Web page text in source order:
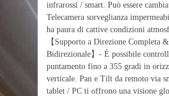
infrarossi / smart. Può essere
Telecamera sorveglianza
ha paura di cattive condizioni
【Supporto a Direzione Completa
Bidirezionale】- È possibile
puntamento fino a 355 gradi in
verticale. Pan e Tilt da remoto via
tablet / PC ti offrono una visione